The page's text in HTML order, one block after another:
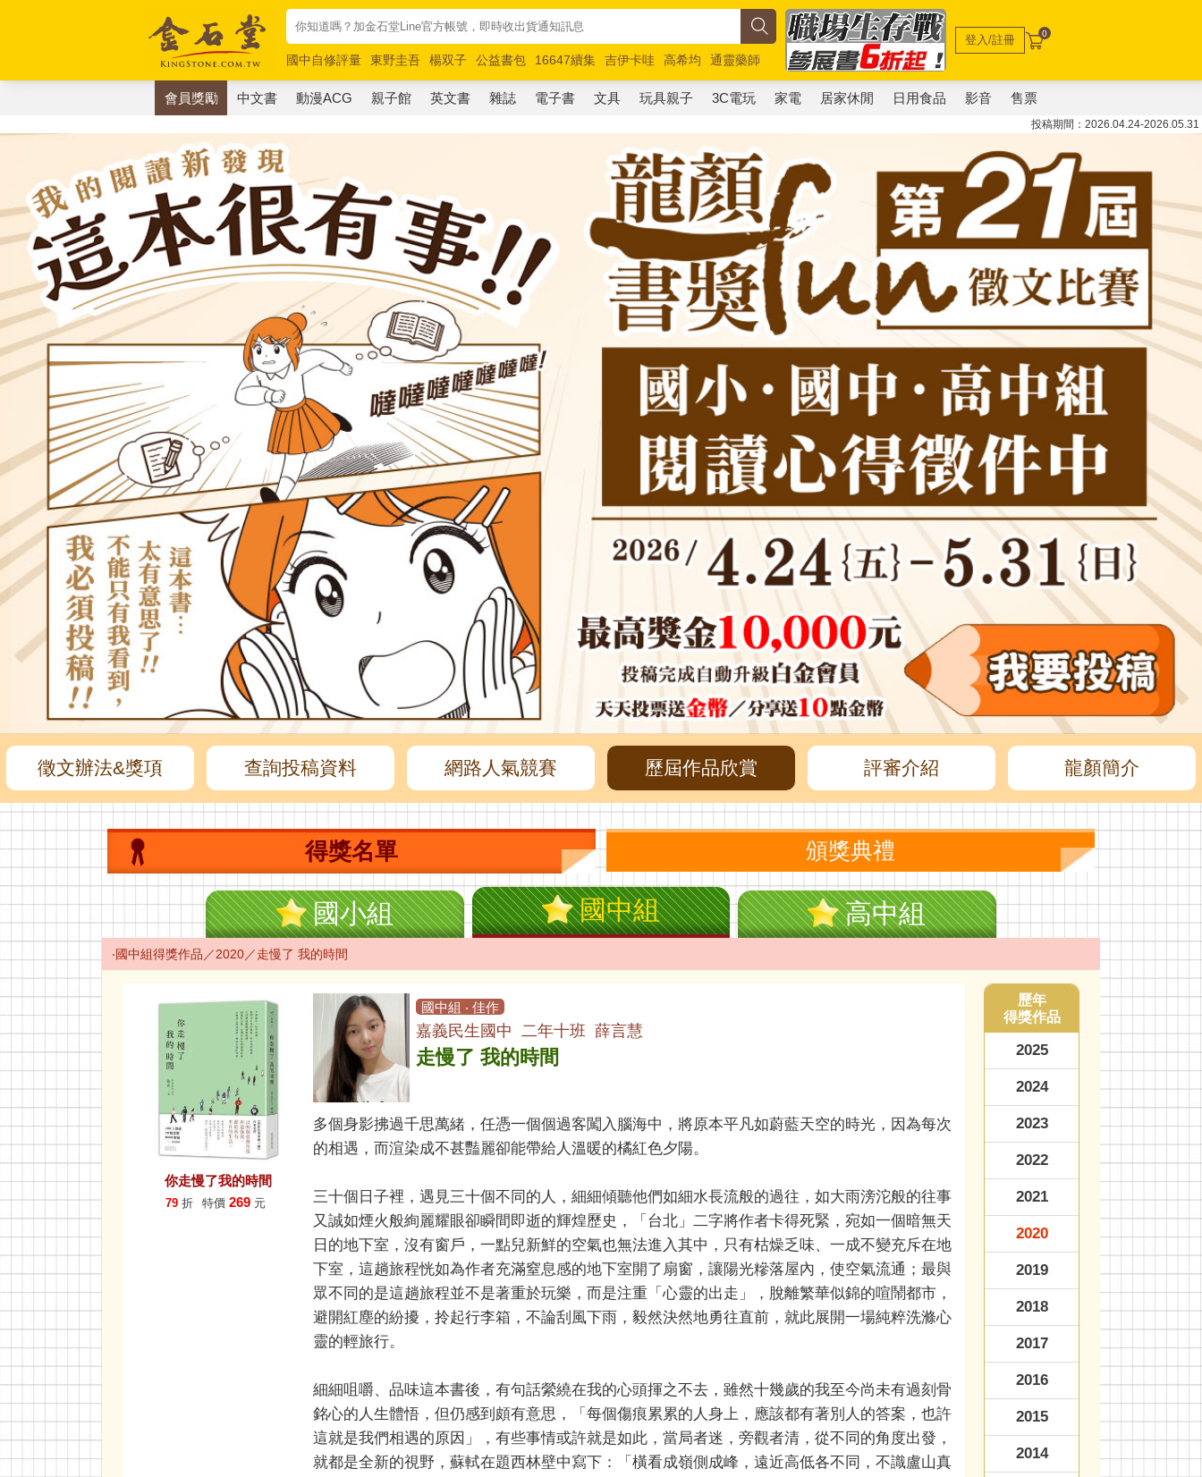
國中自修評量 東野圭吾 楊双子 公益書包 16647續集 吉伊卡哇 高希均
通靈藥師
唯紅花綻放
奧德賽 路邊攤新作 馬斯克 玩具總動員5 超慢跑
登入/註冊 0
會員獎勵 中文書 動漫ACG 親子館 英文書 雜誌 電子書 文具 玩具親子 3C電玩 家電 居家休閒 日用食品 影音 售票
投稿期間：2026.04.24-2026.05.31
徵文辦法&獎項 查詢投稿資料 網路人氣競賽 歷屆作品欣賞 評審介紹 龍顏簡介
得獎名單 頒獎典禮
國小組 國中組 高中組
‧國中組得獎作品／2020／走慢了 我的時間
你走慢了我的時間
79 折 特價 269 元
國中組 ‧ 佳作
嘉義民生國中 二年十班 薛言慧
走慢了 我的時間
多個身影拂過千思萬緒，任憑一個個過客闖入腦海中，將原本平凡如蔚藍天空的時光，因為每次
的相遇，而渲染成不甚豔麗卻能帶給人溫暖的橘紅色夕陽。
三十個日子裡，遇見三十個不同的人，細細傾聽他們如細水長流般的過往，如大雨滂沱般的往事
又誠如煙火般絢麗耀眼卻瞬間即逝的輝煌歷史，「台北」二字將作者卡得死緊，宛如一個暗無天
日的地下室，沒有窗戶，一點兒新鮮的空氣也無法進入其中，只有枯燥乏味、一成不變充斥在地
下室，這趟旅程恍如為作者充滿窒息感的地下室開了扇窗，讓陽光糝落屋內，使空氣流通；最與
眾不同的是這趟旅程並不是著重於玩樂，而是注重「心靈的出走」，脫離繁華似錦的喧鬧都市，
避開紅塵的紛擾，拎起行李箱，不論刮風下雨，毅然決然地勇往直前，就此展開一場純粹洗滌心
靈的輕旅行。
細細咀嚼、品味這本書後，有句話縈繞在我的心頭揮之不去，雖然十幾歲的我至今尚未有過刻骨
銘心的人生體悟，但仍感到頗有意思，「每個傷痕累累的人身上，應該都有著別人的答案，也許
這就是我們相遇的原因」，有些事情或許就是如此，當局者迷，旁觀者清，從不同的角度出發，
就都是全新的視野，蘇軾在題西林壁中寫下：「橫看成嶺側成峰，遠近高低各不同，不識盧山真
歷年
得獎作品
2025
2024
2023
2022
2021
2020
2019
2018
2017
2016
2015
2014